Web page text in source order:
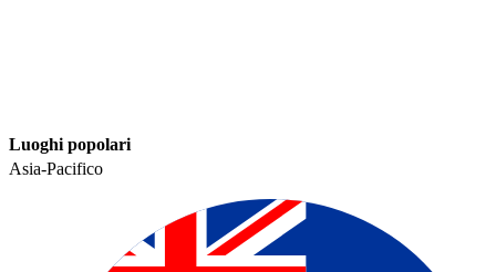
Luoghi popolari​​
Asia-Pacifico​​